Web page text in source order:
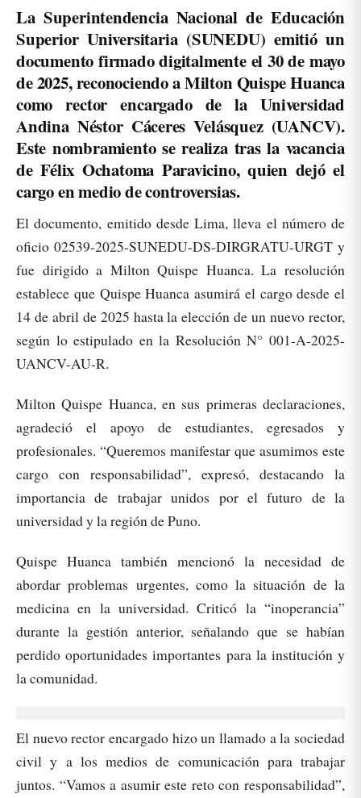
La Superintendencia Nacional de Educación
Superior Universitaria (SUNEDU) emitió un
documento firmado digitalmente el 30 de mayo
de 2025, reconociendo a Milton Quispe Huanca
como rector encargado de la Universidad
Andina Néstor Cáceres Velásquez (UANCV).
Este nombramiento se realiza tras la vacancia
de Félix Ochatoma Paravicino, quien dejó el
cargo en medio de controversias.
El documento, emitido desde Lima, lleva el número de
oficio 02539-2025-SUNEDU-DS-DIRGRATU-URGT y
fue dirigido a Milton Quispe Huanca. La resolución
establece que Quispe Huanca asumirá el cargo desde el
14 de abril de 2025 hasta la elección de un nuevo rector,
según lo estipulado en la Resolución N° 001-A-2025-
UANCV-AU-R.
Milton Quispe Huanca, en sus primeras declaraciones,
agradeció el apoyo de estudiantes, egresados y
profesionales. “Queremos manifestar que asumimos este
cargo con responsabilidad”, expresó, destacando la
importancia de trabajar unidos por el futuro de la
universidad y la región de Puno.
Quispe Huanca también mencionó la necesidad de
abordar problemas urgentes, como la situación de la
medicina en la universidad. Criticó la “inoperancia”
durante la gestión anterior, señalando que se habían
perdido oportunidades importantes para la institución y
la comunidad.
El nuevo rector encargado hizo un llamado a la sociedad
civil y a los medios de comunicación para trabajar
juntos. “Vamos a asumir este reto con responsabilidad”,